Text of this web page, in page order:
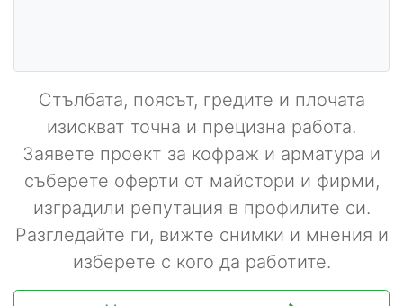
Стълбата, поясът, гредите и плочата
изискват точна и прецизна работа.
Заявете проект за кофраж и арматура и
съберете оферти от майстори и фирми,
изградили репутация в профилите си.
Разгледайте ги, вижте снимки и мнения и
изберете с кого да работите.